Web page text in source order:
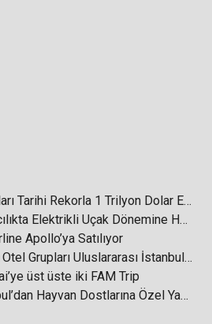
20. markası Ruby'yi satın
büyütmeyi hedefliyor
otel seçiminde belirleyici
biri haline geldi”
Küresel Turizm Yatırımları Tarihi Rekorla 1 Trilyon Dolar Eşiğini Aştı
Avrupa Bölgesel Havacılıkta Elektrikli Uçak Dönemine Hazırlanıyor
Apollo’ya Satılıyor
Türkiye'nin Önde Gelen Otel Grupları Uluslararası İstanbul Turizm Fuarı'nda Buluşuyor
üst üste iki FAM Trip
Fairmont Quasar İstanbul’dan Hayvan Dostlarına Özel Yaklaşım